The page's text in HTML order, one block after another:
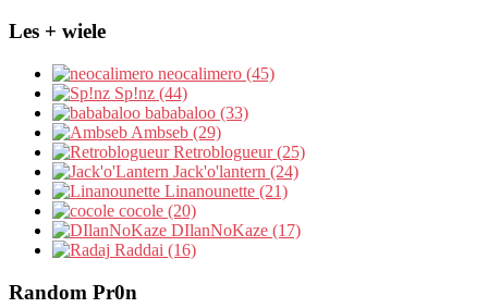
Les + wiele
neocalimero (45)
Sp!nz (44)
bababaloo (33)
Ambseb (29)
Retroblogueur (25)
Jack'o'lantern (24)
Linanounette (21)
cocole (20)
DIlanNoKaze (17)
Raddai (16)
Random Pr0n